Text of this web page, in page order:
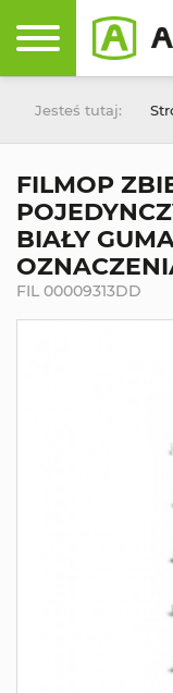
Jesteś tutaj:
FILMOP
BIAŁY
FIL 00009313DD